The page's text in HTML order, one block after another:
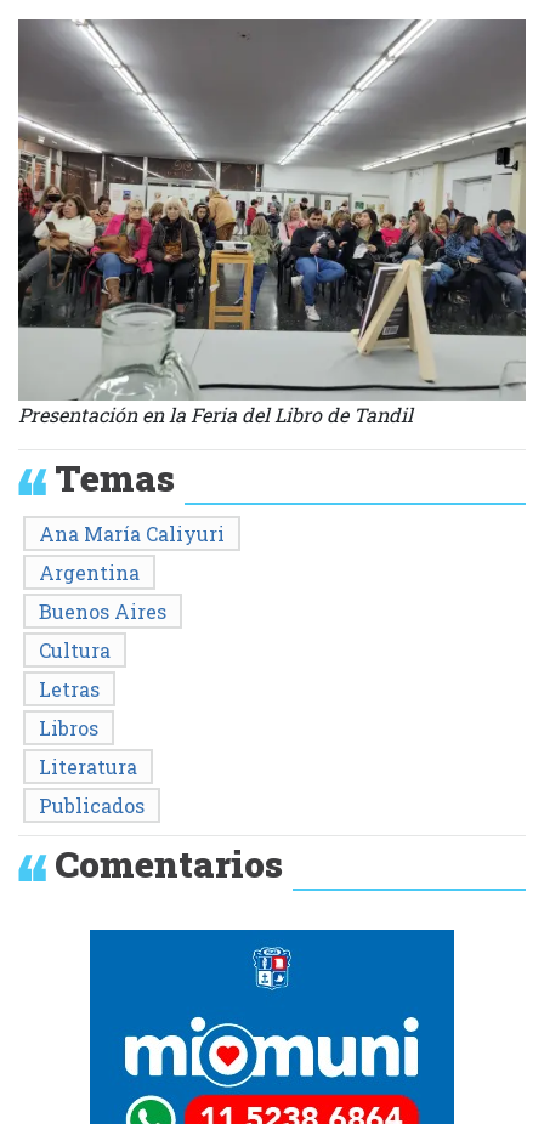
Presentación en la Feria del Libro de Tandil
Temas
Ana María Caliyuri
Argentina
Buenos Aires
Cultura
Letras
Libros
Literatura
Publicados
Comentarios